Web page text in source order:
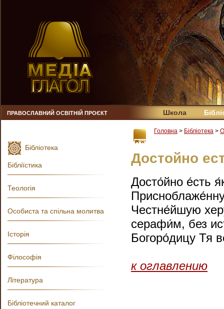
ПРАВОСЛАВНИЙ ОСВІТНІЙ ПРОЄКТ Школа
Головна > Бібліотека >
Достойно
Досто́йно е́сть
Честне́йшую
серафи́м, без
Богоро́дицу Тя
к оглавлению
Бібліотека
Бібліїстика
Теологія
Особиста та спільна молитва
Історія
Філософія
Література
Бібліотечний каталог